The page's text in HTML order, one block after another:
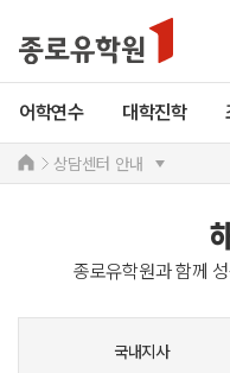
어학연수 대학진학
상담센터 안내
종로유학원과 함께
국내지사